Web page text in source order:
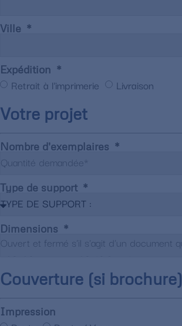
Ville
Expédition
Retrait à l'imprimerie Livraison
Votre projet
Nombre d'exemplaires
Type de support
Dimensions
Couverture (si brochure)
Impression